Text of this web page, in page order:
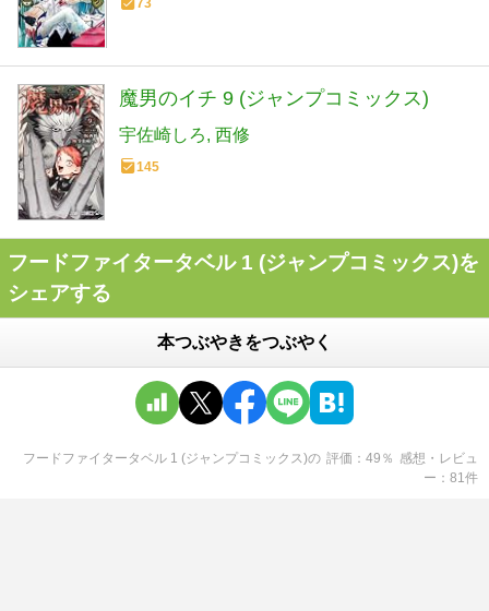
73
魔男のイチ 9 (ジャンプコミックス)
宇佐崎しろ 西修
145
フードファイタータベル 1 (ジャンプコミックス)を
シェアする
本つぶやきをつぶやく
フードファイタータベル 1 (ジャンプコミックス)の 評価 49 ％ 感想・レビュ
ー
81件